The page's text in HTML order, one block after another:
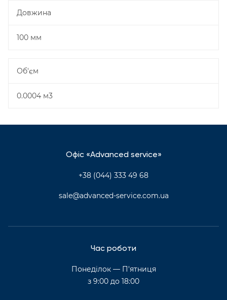
Довжина
100 мм
Об'єм
0.0004 м3
Офіс «Advanced service»
+38 (044) 333 49 68
sale@advanced-service.com.ua
Час роботи
Понеділок — П'ятниця
з 9:00 до 18:00